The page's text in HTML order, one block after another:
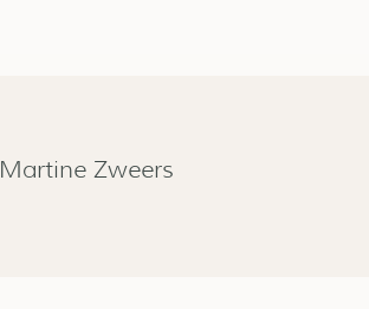
Martine Zweers